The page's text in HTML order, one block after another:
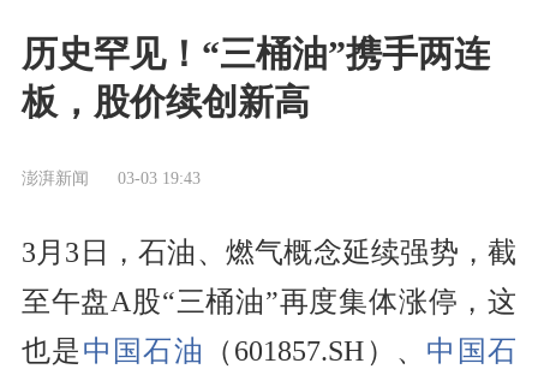
历史罕见！“三桶油”携手两连
板，股价续创新高
澎湃新闻 03-03 19:43
3月3日，石油、燃气概念延续强势，截
至午盘A股“三桶油”再度集体涨停，这
也是中国石油 （601857.SH）、 中国石